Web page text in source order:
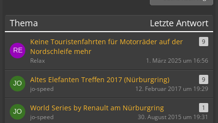
Thema Letzte Antwort
Keine Touristenfahrten für Motorräder auf der
Nordschleife mehr
9
Relax 1. März 2025 um 16:56
Altes Elefanten Treffen 2017 (Nürburgring)
9
jo-speed
12. Februar 2017 um 19:29
World Series by Renault am Nürburgring
1
jo-speed
30. August 2015 um 19:31